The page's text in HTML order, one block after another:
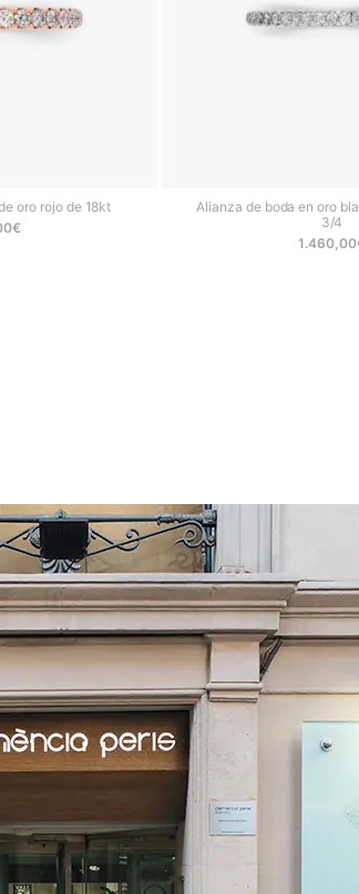
oro rojo de 18kt
€
Alianza de boda en oro
3/4
1.460,00